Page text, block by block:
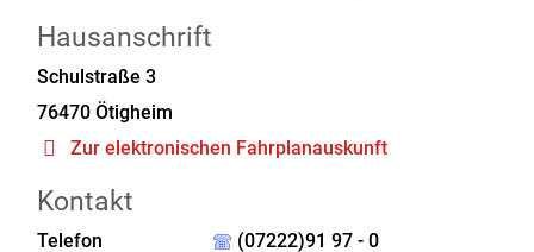
Hausanschrift
Schulstraße 3
76470 Ötigheim
Zur elektronischen Fahrplanauskunft
Kontakt
Telefon
(07222)91 97 - 0